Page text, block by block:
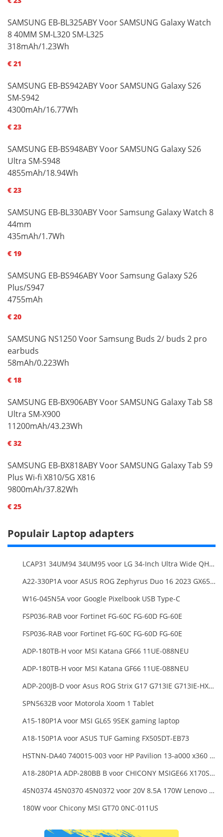
SAMSUNG EB-BL325ABY Voor SAMSUNG Galaxy Watch
8 40MM SM-L320 SM-L325
318mAh/1.23Wh
€ 21
SAMSUNG EB-BS942ABY Voor SAMSUNG Galaxy S26
SM-S942
4300mAh/16.77Wh
€ 23
SAMSUNG EB-BS948ABY Voor SAMSUNG Galaxy S26
Ultra SM-S948
4855mAh/18.94Wh
€ 23
SAMSUNG EB-BL330ABY Voor Samsung Galaxy Watch 8
44mm
435mAh/1.7Wh
€ 19
SAMSUNG EB-BS946ABY Voor Samsung Galaxy S26
Plus/S947
4755mAh
€ 20
SAMSUNG NS1250 Voor Samsung Buds 2/ buds 2 pro
earbuds
58mAh/0.223Wh
€ 18
SAMSUNG EB-BX906ABY Voor SAMSUNG Galaxy Tab S8
Ultra SM-X900
11200mAh/43.23Wh
€ 32
SAMSUNG EB-BX818ABY Voor SAMSUNG Galaxy Tab S9
Plus Wi-fi X810/5G X816
9800mAh/37.82Wh
€ 25
Populair Laptop adapters
LCAP31 34UM94 34UM95 voor LG 34-Inch Ultra Wide QHD Monitor LED
A22-330P1A voor ASUS ROG Zephyrus Duo 16 2023 GX650PY
W16-045N5A voor Google Pixelbook USB Type-C
FSP036-RAB voor Fortinet FG-60C FG-60D FG-60E
FSP036-RAB voor Fortinet FG-60C FG-60D FG-60E
ADP-180TB-H voor MSI Katana GF66 11UE-088NEU
ADP-180TB-H voor MSI Katana GF66 11UE-088NEU
ADP-200JB-D voor Asus ROG Strix G17 G713IE G713IE-HX002W
SPN5632B voor Motorola Xoom 1 Tablet
A15-180P1A voor MSI GL65 9SEK gaming laptop
A18-150P1A voor ASUS TUF Gaming FX505DT-EB73
HSTNN-DA40 740015-003 voor HP Pavilion 13-a000 x360 11-h000 x2 Series 19.5v 45w 2.31a Blue Charger+Cord
A18-280P1A ADP-280BB B voor CHICONY MSIGE66 X170SMG, MSI GE66 GE76
45N0374 45N0370 45N0372 voor 20V 8.5A 170W Lenovo ThinkPad W540 T540P
180W voor Chicony MSI GT70 0NC-011US